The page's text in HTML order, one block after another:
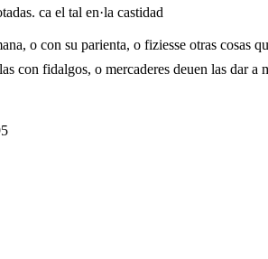
ca el tal en·la castidad
o con su parienta, o fiziesse otras cosas
con fidalgos, o mercaderes deuen las dar a